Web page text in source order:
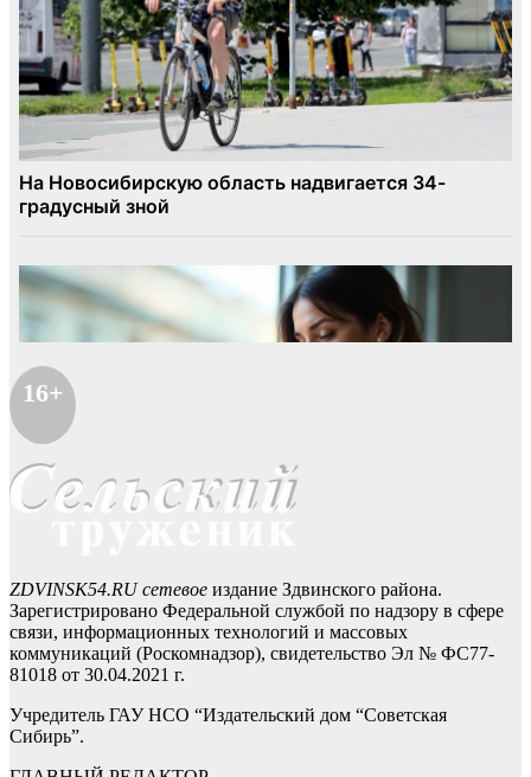
16+
ZDVINSK54.RU сетевое издание Здвинского района.
Зарегистрировано Федеральной службой по надзору в сфере
связи, информационных технологий и массовых
коммуникаций (Роскомнадзор), свидетельство Эл № ФС77-
81018 от 30.04.2021 г.
Учредитель ГАУ НСО “Издательский дом “Советская
Сибирь”.